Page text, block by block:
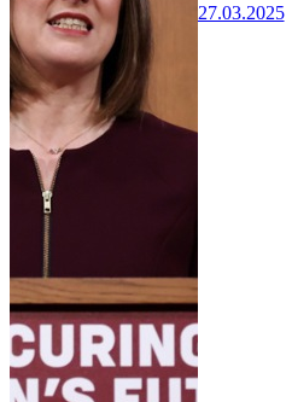
27.03.2025